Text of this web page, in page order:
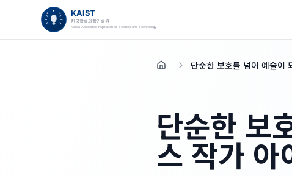
홈 단순한 보호를 넘어 예술이
단순한 보
스 작가 아